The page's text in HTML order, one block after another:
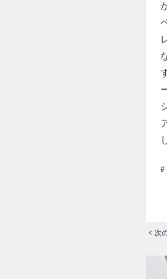
#
次